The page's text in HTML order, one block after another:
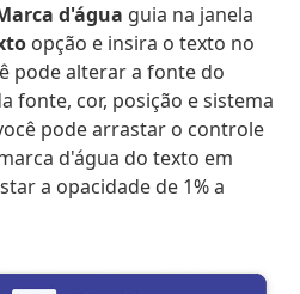
d'água guia na janela
opção e insira o texto no
pode alterar a fonte do
fonte, cor, posição e sistema
pode arrastar o controle
d'água do texto em
a opacidade de 1% a